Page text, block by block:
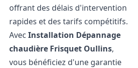
offrant des délais d'intervention
rapides et des tarifs compétitifs.
AvecInstallation Dépannage
chaudière Frisquet Oullins,
vous bénéficiez d'une garantie